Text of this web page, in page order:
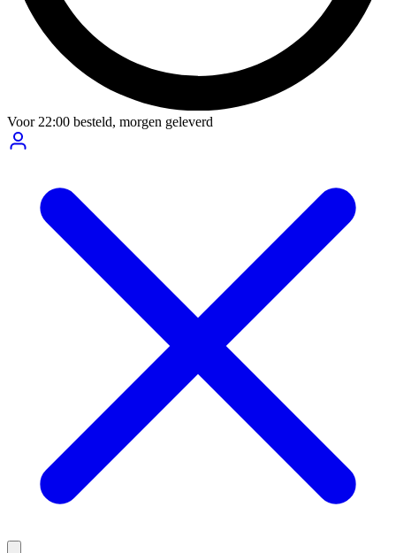
Voor22:00 besteld, morgen geleverd